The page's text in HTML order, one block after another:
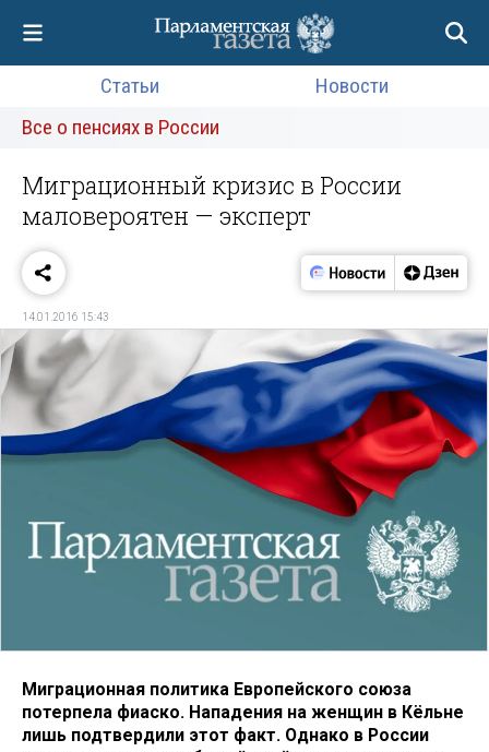
Статьи
Новости
Все о пенсиях в России
Миграционный кризис в России
маловероятен — эксперт
14.01.2016 15:43
Миграционная политика Европейского союза
потерпела фиаско. Нападения на женщин в Кёльне
лишь подтвердили этот факт. Однако в России